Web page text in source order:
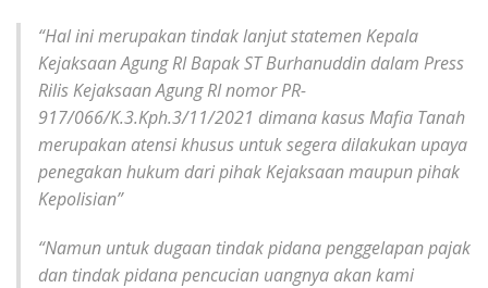
“Hal ini merupakan tindak lanjut statemen Kepala
Kejaksaan Agung RI Bapak ST Burhanuddin dalam Press
Rilis Kejaksaan Agung RI nomor PR-
917/066/K.3.Kph.3/11/2021 dimana kasus Mafia Tanah
merupakan atensi khusus untuk segera dilakukan upaya
penegakan hukum dari pihak Kejaksaan maupun pihak
Kepolisian”
“Namun untuk dugaan tindak pidana penggelapan pajak
dan tindak pidana pencucian uangnya akan kami